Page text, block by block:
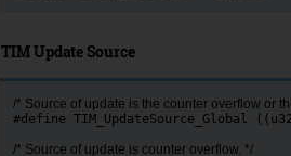
TIM Update Source
/* Source of update is the counter overflow or
#define TIM_UpdateSource_Global
/* Source of update is counter overflow. */